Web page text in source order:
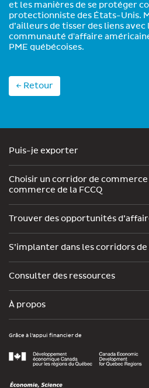
et les manières de se protéger
protectionniste des États-Unis.
d’ailleurs de tisser des liens avec
communauté d'affaire
PME québécoises.
← Retour
Puis-je exporter
Choisir un corridor de commerce
commerce de la FCCQ
Trouver des opportunités
S’implanter dans les corridors
Consulter des ressources
À propos
Grâce à l’appui financier de